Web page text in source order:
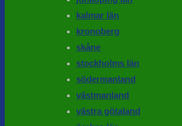
kalmar län
kronoberg
skåne
stockholms län
södermanland
västmanland
västra götaland